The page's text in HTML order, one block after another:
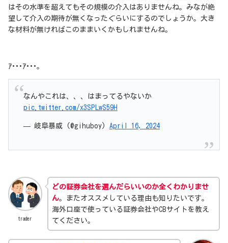
はその水準を超えてもその規模の介入はありませんね。みなが絶
望して介入の期待が無くなったぐらいにするのでしょうか。大き
な材料が無ければこのままいくかもしれませんね。
ｱ･･･ｱ･･･。
なんやこれは、、、はまってるやないか
pic.twitter.com/x3SPLwS59H
— 岐阜暴威 (@gihuboy) April 16, 2024
trader
どの証券会社を選んだらいいのか全くわかりませ
ん。またオススメしている理由も知りたいです。
海外口座で使っている証券会社やCBサイトを教え
てください。